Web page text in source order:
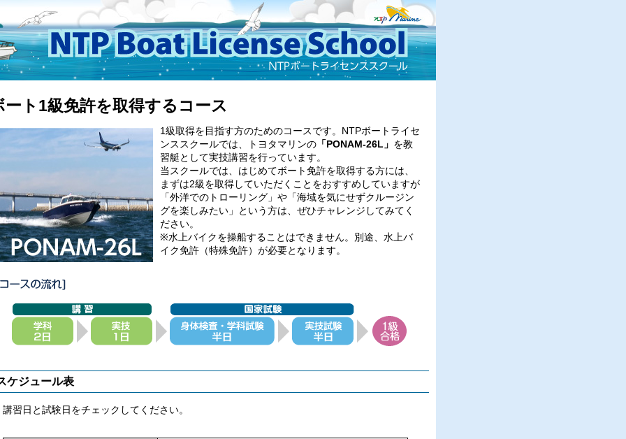
ート1級免許を取得するコース
1級取得を目指す方のためのコースです。NTPボートライセ
ンススクールでは、トヨタマリンの 「PONAM-26L」 を教
習艇として実技講習を行っています。
当スクールでは、はじめてボート免許を取得する方には、
まずは2級を取得していただくことをおすすめしていますが
「外洋でのトローリング」や「海域を気にせずクルージン
グを楽しみたい」という方は、ぜひチャレンジしてみてく
ださい。
※水上バイクを操船することはできません。別途、水上バ
イク免許（特殊免許）が必要となります。
ケジュール表
講習日と試験日をチェックしてください。